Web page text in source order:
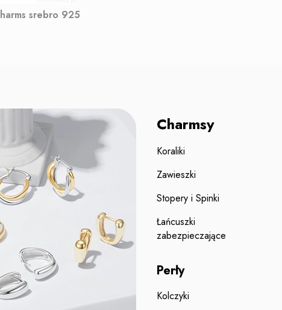
srebro 925
Charmsy
Koraliki
Zawieszki
Stopery i Spinki
Łańcuszki
zabezpieczające
Perły
Kolczyki